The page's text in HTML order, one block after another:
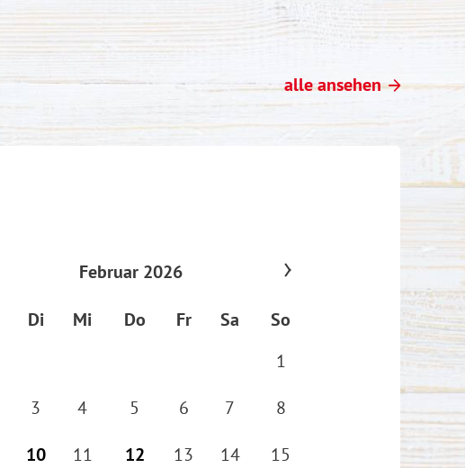
alle ansehen
Februar 2026
Di Mi Do Fr Sa
So
1
3 4 5 6 7
8
10 11 12 13 14
15